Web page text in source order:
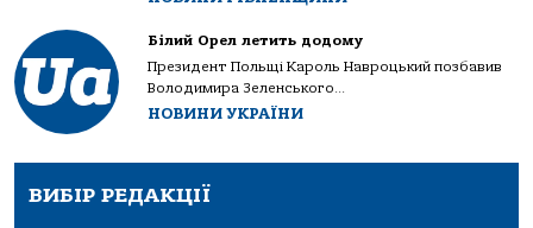
Білий Орел летить додому
Президент Польщі Кароль Навроцький позбавив
Володимира Зеленського...
НОВИНИ УКРАЇНИ
ВИБІР РЕДАКЦІЇ